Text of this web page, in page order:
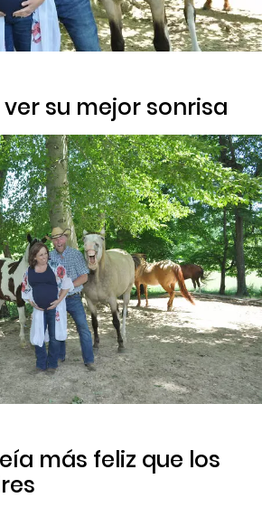
su mejor sonrisa
más feliz que los